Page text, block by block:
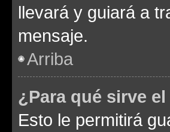
llevará y guiará a
mensaje.
Arriba
¿Para qué sirve
Esto le permitirá